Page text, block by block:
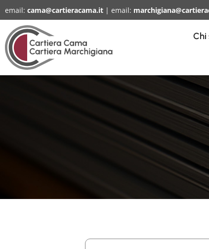
email: cama@cartieracama.it | email:
Chi